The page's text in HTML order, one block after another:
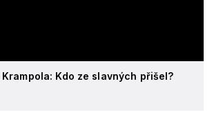
Kdo ze slavných přišel?